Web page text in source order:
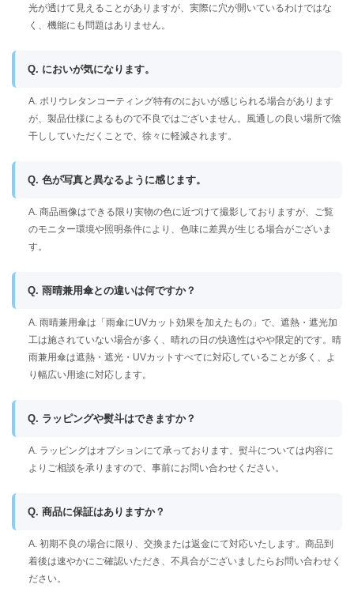
光が透けて見えることがありますが、実際に穴が開いているわけではな
く、機能にも問題はありません。
Q. においが気になります。
A. ポリウレタンコーティング特有のにおいが感じられる場合があります
が、製品仕様によるもので不良ではございません。風通しの良い場所で陰
干ししていただくことで、徐々に軽減されます。
Q. 色が写真と異なるように感じます。
A. 商品画像はできる限り実物の色に近づけて撮影しておりますが、ご覧
のモニター環境や照明条件により、色味に差異が生じる場合がございま
す。
Q. 雨晴兼用傘との違いは何ですか？
A. 雨晴兼用傘は「雨傘にUVカット効果を加えたもの」で、遮熱・遮光加
工は施されていない場合が多く、晴れの日の快適性はやや限定的です。晴
雨兼用傘は遮熱・遮光・UVカットすべてに対応していることが多く、よ
り幅広い用途に対応します。
Q. ラッピングや熨斗はできますか？
A. ラッピングはオプションにて承っております。熨斗については内容に
よりご相談を承りますので、事前にお問い合わせください。
Q. 商品に保証はありますか？
A. 初期不良の場合に限り、交換または返金にて対応いたします。商品到
着後は速やかにご確認いただき、不具合がございましたらお問い合わせく
ださい。